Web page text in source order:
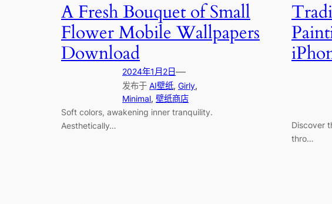
A Fresh Bouquet of Small
Flower Mobile Wallpapers
Download
2024年1月2日—
发布于 AI壁纸, Girly
Minimal, 壁纸商店
Soft colors, awakening inner tranquility.
Aesthetically…
Discover
thro…